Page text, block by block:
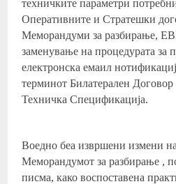
техничките параметри
Оперативните и Стратешки
Меморандуми за разбирање,
заменување на процедурата за
електронска емаил
терминот Билатерален
Техничка Спецификација.
Воедно беа извршени измени
Меморандумот за разбирање ,
писма, како воспоставена